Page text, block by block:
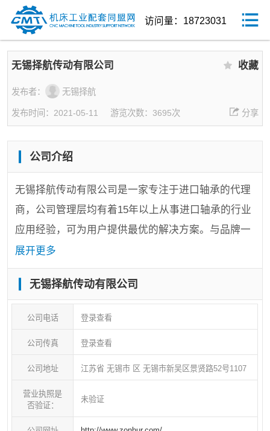
访问量：18723031
无锡择航传动有限公司 收藏
发布者： 无锡择航
发布时间：2021-05-11 游览次数：3695次 分享
公司介绍
无锡择航传动有限公司是一家专注于进口轴承的代理
商，公司管理层均有着15年以上从事进口轴承的行业
应用经验，可为用户提供最优的解决方案。与品牌一
直保持紧密的商务合作和技术沟通，通过坚持不懈的
努力，得到品牌的肯定，获得KOYO中国精机行业指
定代理商的殊荣；得到客户的肯定，多次获得优秀供
主要代理品牌：日本KOYO、德国ING,FAG、美国
McGILL
展开更多
无锡择航传动有限公司
公司电话 登录查看
公司传真 登录查看
公司地址 江苏省 无锡市 区 无锡市新吴区景贤路52号1107
营业执照是
否验证：
未验证